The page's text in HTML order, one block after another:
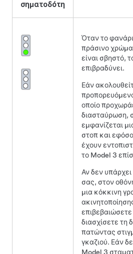
σηματοδότη
Όταν το
πράσινο
είναι σβηστό,
επιβραδύνει.
Εάν
οποίο
διασταύρωση,
εμφανίζεται
στοπ και
έχουν
το Model 3
Αν δεν
σας, στον
μια κόκκινη
επιβεβαιώσετε
διασχίσετε τη
πατώντας
γκαζιού. Εάν
Model 3